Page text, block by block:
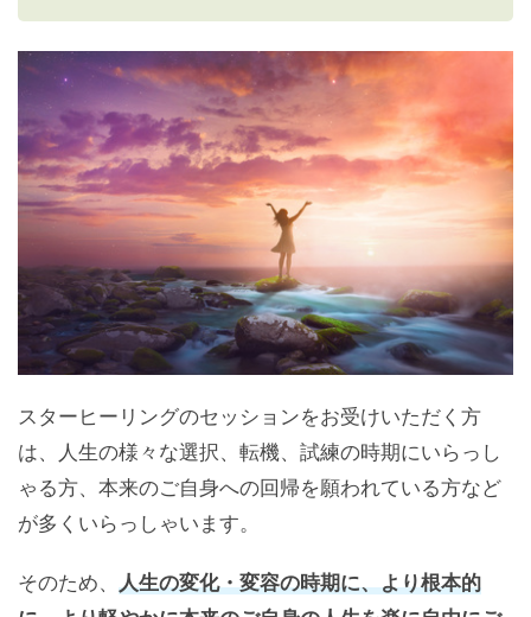
スターヒーリングのセッションをお受けいただく方
は、人生の様々な選択、転機、試練の時期にいらっし
ゃる方、本来のご自身への回帰を願われている方など
が多くいらっしゃいます。
そのため、 人生の変化・変容の時期に、より根本的